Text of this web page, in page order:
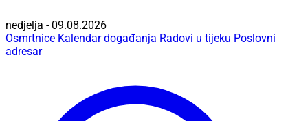
nedjelja - 09.08.2026
Osmrtnice Kalendar događanja Radovi u tijeku Poslovni
adresar